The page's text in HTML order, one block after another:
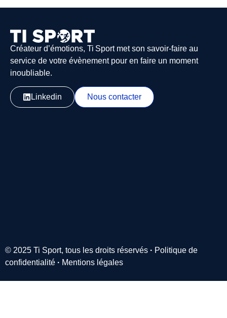
Créateur d’émotions, Ti Sport met son savoir-faire au
service de votre évènement pour en faire un moment
inoubliable.
Linkedin Nous contacter
© 2025 Ti Sport, tous les droits réservés · Politique de
confidentialité · Mentions légales